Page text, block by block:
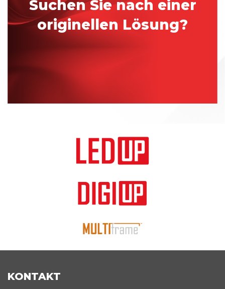
Suchen Sie nach einer
originellen Lösung?
KONTAKT